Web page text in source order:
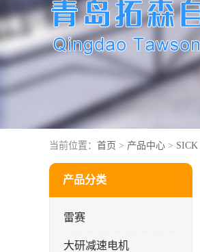
当前位置： 首页 > 产品中心 > SICK
产品分类
雷赛
大研减速电机